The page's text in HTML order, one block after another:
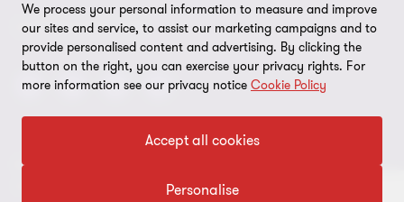
Responsabilité sociale d’entreprise (RSE)
Services
Carrières
Gouvernance
Diversité, équité et inclusion
Dans les médias
Réalisations
Notes légales
Politique de confidentialité
Paramètres des témoins
Protection des données
CONNECTEZ SUR
© 2026 Raymond Chabot Grant Thornton. S.E.N.C.R.L. et ses
sociétés affiliées - Tous droits réservés.
We process your personal information to measure and improve
our sites and service, to assist our marketing campaigns and to
provide personalised content and advertising. By clicking the
button on the right, you can exercise your privacy rights. For
more information see our privacy notice Cookie Policy
Accept all cookies
Personalise